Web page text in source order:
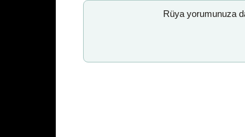
Rüya yorumunuza